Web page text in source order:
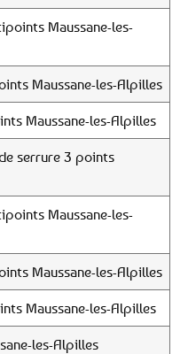
Maussane-les-
Maussane-les-Alpilles
Maussane-les-Alpilles
serrure 3 points
Maussane-les-
Maussane-les-Alpilles
Maussane-les-Alpilles
les-Alpilles